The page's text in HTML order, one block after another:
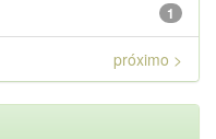
1
próximo >